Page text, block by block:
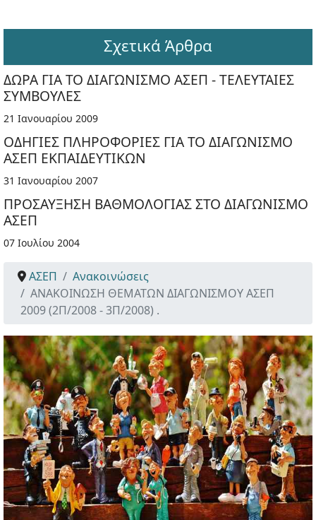
Σχετικά Άρθρα
ΔΩΡΑ ΓΙΑ ΤΟ ΔΙΑΓΩΝΙΣΜΟ ΑΣΕΠ - ΤΕΛΕΥΤΑΙΕΣ
ΣΥΜΒΟΥΛΕΣ
21 Ιανουαρίου 2009
ΟΔΗΓΙΕΣ ΠΛΗΡΟΦΟΡΙΕΣ ΓΙΑ ΤΟ ΔΙΑΓΩΝΙΣΜΟ
ΑΣΕΠ ΕΚΠΑΙΔΕΥΤΙΚΩΝ
31 Ιανουαρίου 2007
ΠΡΟΣΑΥΞΗΣΗ ΒΑΘΜΟΛΟΓΙΑΣ ΣΤΟ ΔΙΑΓΩΝΙΣΜΟ
ΑΣΕΠ
07 Ιουλίου 2004
ΑΣΕΠ
Ανακοινώσεις
ΑΝΑΚΟΙΝΩΣΗ ΘΕΜΑΤΩΝ ΔΙΑΓΩΝΙΣΜΟΥ ΑΣΕΠ
2009 (2Π/2008 - 3Π/2008) .